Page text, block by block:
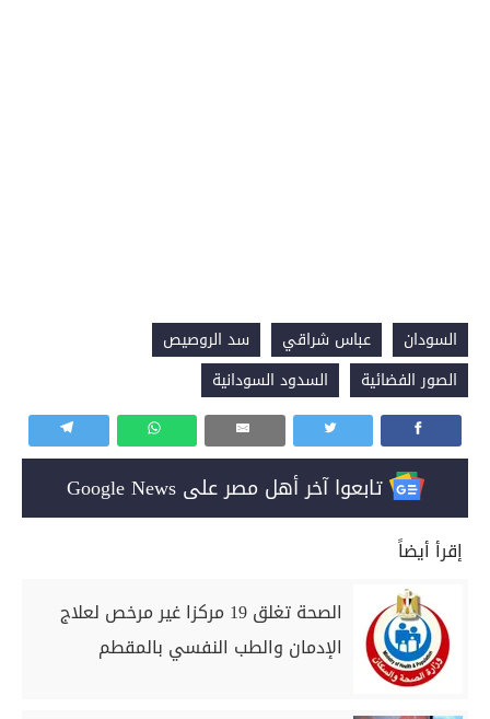
السودان عباس شراقي
سد الروصيص
الصور الفضائية
السدود السودانية
تابعوا آخر أهل مصر على Google News
إقرأ أيضاً
الصحة تغلق 19 مركزا غير مرخص لعلاج
الإدمان والطب النفسي بالمقطم